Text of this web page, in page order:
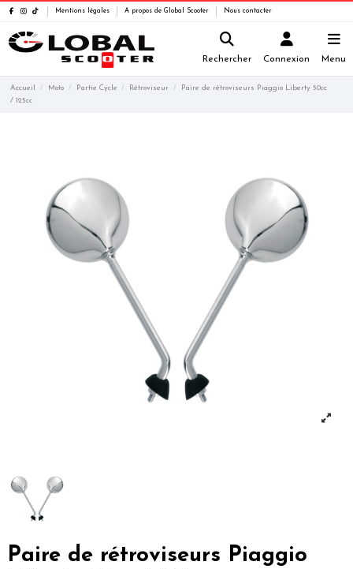
Mentions légales A propos de Global Scooter Nous contacter
Rechercher Connexion Menu
Accueil Moto Partie Cycle Rétroviseur
Paire de rétroviseurs Piaggio Liberty 50cc
/ 125cc
Paire de rétroviseurs Piaggio